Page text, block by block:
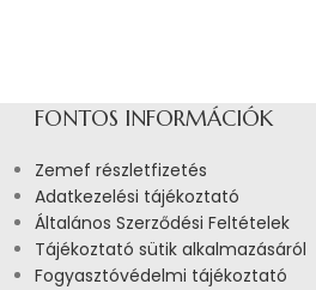
FONTOS INFORMÁCIÓK
Zemef részletfizetés
Adatkezelési tájékoztató
Általános Szerződési Feltételek
Tájékoztató sütik alkalmazásáról
Fogyasztóvédelmi tájékoztató